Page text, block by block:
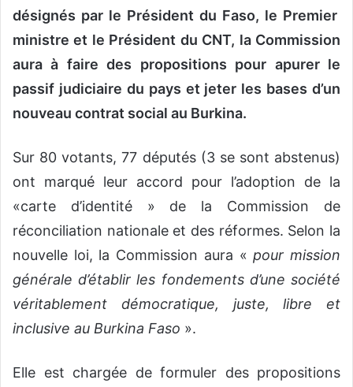
désignés par le Président du Faso, le Premier
ministre et le Président du CNT, la Commission
aura à faire des propositions pour apurer le
passif judiciaire du pays et jeter les bases d’un
nouveau contrat social au Burkina.
Sur 80 votants, 77 députés (3 se sont abstenus)
ont marqué leur accord pour l’adoption de la
«carte d’identité » de la Commission de
réconciliation nationale et des réformes. Selon la
nouvelle loi, la Commission aura «pour mission
générale d’établir les fondements d’une société
véritablement démocratique, juste, libre et
inclusive au Burkina Faso ».
Elle est chargée de formuler des propositions